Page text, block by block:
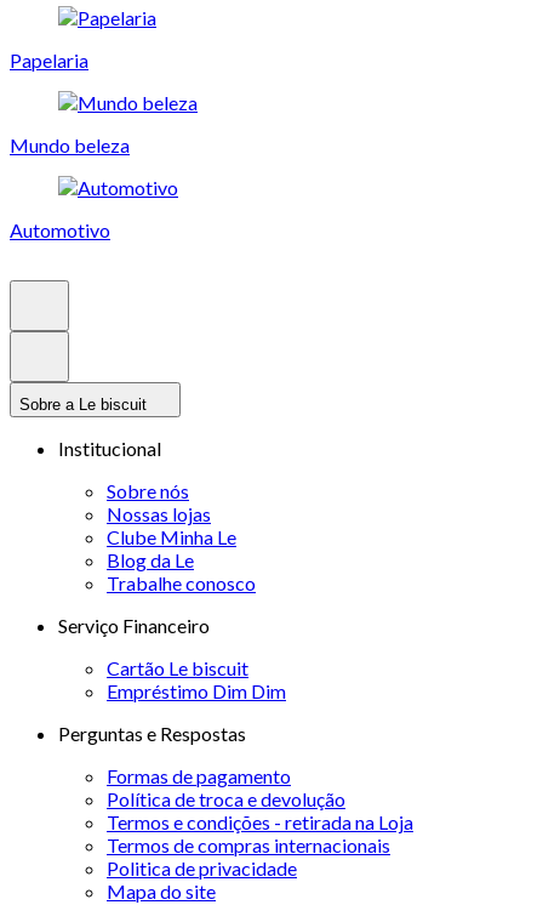
Papelaria
Mundo beleza
Automotivo
Sobre a Le biscuit
Institucional
Sobre nós
Nossas lojas
Clube Minha Le
Blog da Le
Trabalhe conosco
Serviço Financeiro
Cartão Le biscuit
Empréstimo Dim Dim
Perguntas e Respostas
Formas de pagamento
Política de troca e devolução
Termos e condições - retirada na Loja
Termos de compras internacionais
Politica de privacidade
Mapa do site